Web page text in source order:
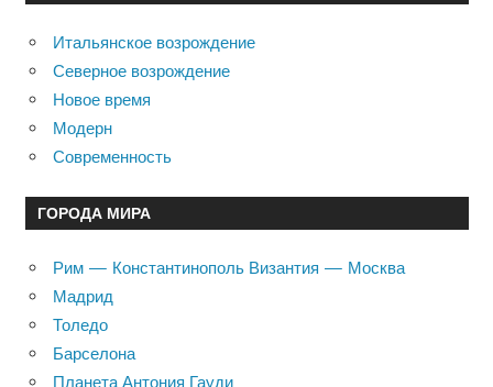
Итальянское возрождение
Северное возрождение
Новое время
Модерн
Современность
ГОРОДА МИРА
Рим — Константинополь Византия — Москва
Мадрид
Толедо
Барселона
Планета Антония Гауди